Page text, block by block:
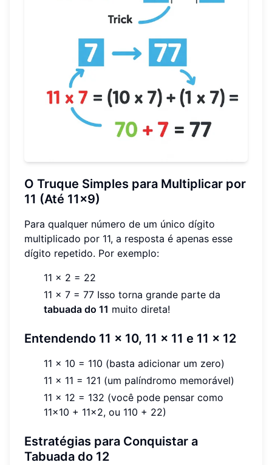
O Truque Simples para Multiplicar por
11 (Até 11x9)
Para qualquer número de um único dígito
multiplicado por 11, a resposta é apenas esse
dígito repetido. Por exemplo:
11 x 2 = 22
11 x 7 = 77 Isso torna grande parte da
tabuada do 11 muito direta!
Entendendo 11 x 10, 11 x 11 e 11 x 12
11 x 10 = 110 (basta adicionar um zero)
11 x 11 = 121 (um palíndromo memorável)
11 x 12 = 132 (você pode pensar como
11x10 + 11x2, ou 110 + 22)
Estratégias para Conquistar a
Tabuada do 12